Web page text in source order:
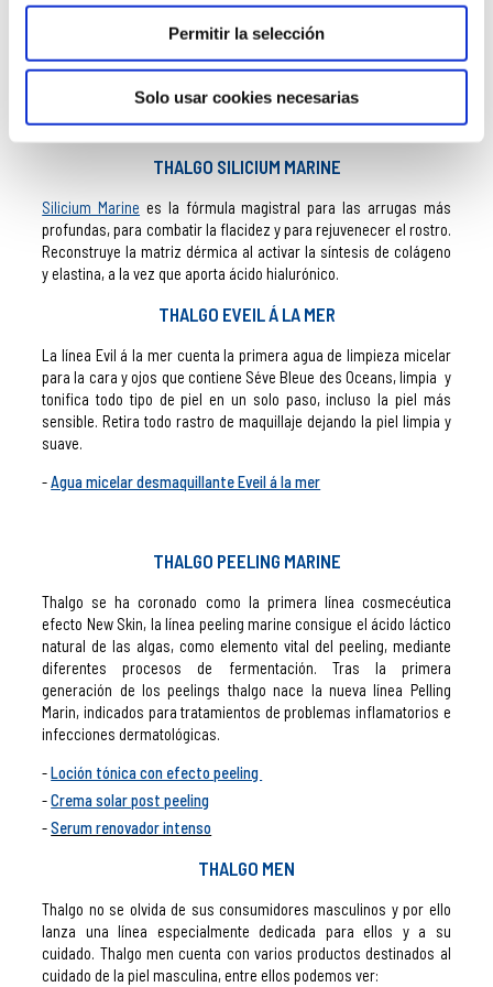
Permitir la selección
Solo usar cookies necesarias
efectivas a numerosos problemas específicos: ayudan a la
pérdida de peso, activan y prolongan el bronceado, protegen del
muy innovadores y se caracterizan por su gran concentración de
activos y extractos marinos.
THALGO SILICIUM MARINE
Silicium Marine es la fórmula magistral para las arrugas más
profundas, para combatir la flacidez y para rejuvenecer el rostro.
Reconstruye la matriz dérmica al activar la síntesis de colágeno
y elastina, a la vez que aporta ácido hialurónico.
THALGO EVEIL Á LA MER
La línea Evil á la mer cuenta la primera agua de limpieza micelar
para la cara y ojos que contiene Séve Bleue des Oceans, limpia y
tonifica todo tipo de piel en un solo paso, incluso la piel más
sensible. Retira todo rastro de maquillaje dejando la piel limpia y
suave.
Agua micelar desmaquillante Eveil á la mer
THALGO PEELING MARINE
Thalgo se ha coronado como la primera línea cosmecéutica
efecto New Skin, la línea peeling marine consigue el ácido láctico
natural de las algas, como elemento vital del peeling, mediante
diferentes procesos de fermentación. Tras la primera
generación de los peelings thalgo nace la nueva línea Pelling
Marin, indicados para tratamientos de problemas inflamatorios e
infecciones dermatológicas.
Loción tónica con efecto peeling
Crema solar post peeling
Serum renovador intenso
THALGO MEN
Thalgo no se olvida de sus consumidores masculinos y por ello
lanza una línea especialmente dedicada para ellos y a su
cuidado. Thalgo men cuenta con varios productos destinados al
cuidado de la piel masculina, entre ellos podemos ver: